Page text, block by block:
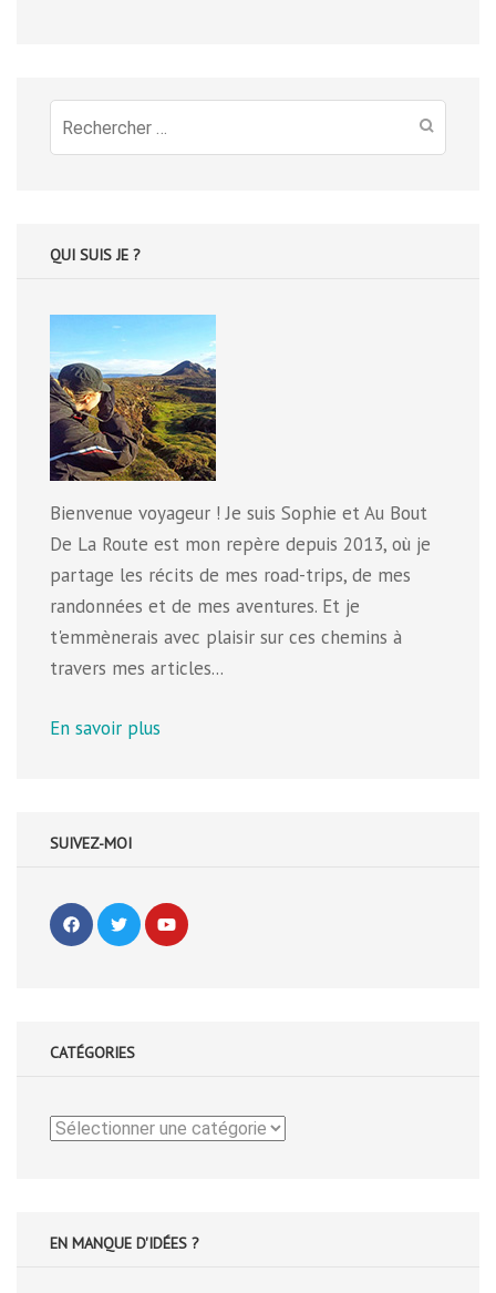
Recherche
pour
QUI SUIS JE ?
Bienvenue voyageur ! Je suis Sophie et Au Bout
De La Route est mon repère depuis 2013, où je
partage les récits de mes road-trips, de mes
randonnées et de mes aventures. Et je
t'emmènerais avec plaisir sur ces chemins à
travers mes articles...
En savoir plus
SUIVEZ-MOI
CATÉGORIES
Catégories
EN MANQUE D'IDÉES ?